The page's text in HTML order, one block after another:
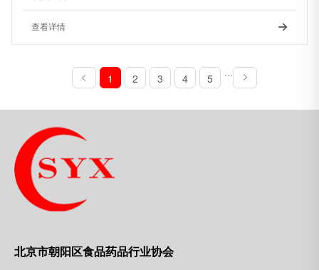
查看详情 
1 2 3 4 5 ···
北京市朝阳区食品药品行业协会